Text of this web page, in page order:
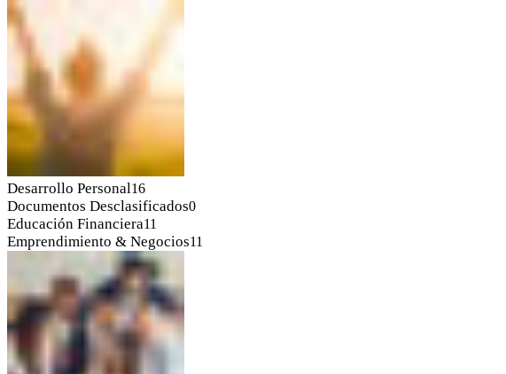
Desarrollo Personal16
Documentos Desclasificados0
Educación Financiera11
Emprendimiento & Negocios11